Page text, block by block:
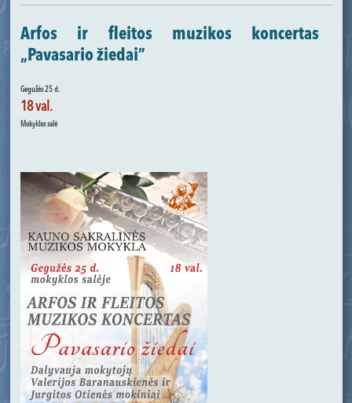
Arfos ir fleitos muzikos koncertas
„Pavasario žiedai”
Gegužės 25 d.
18 val.
Mokyklos salė